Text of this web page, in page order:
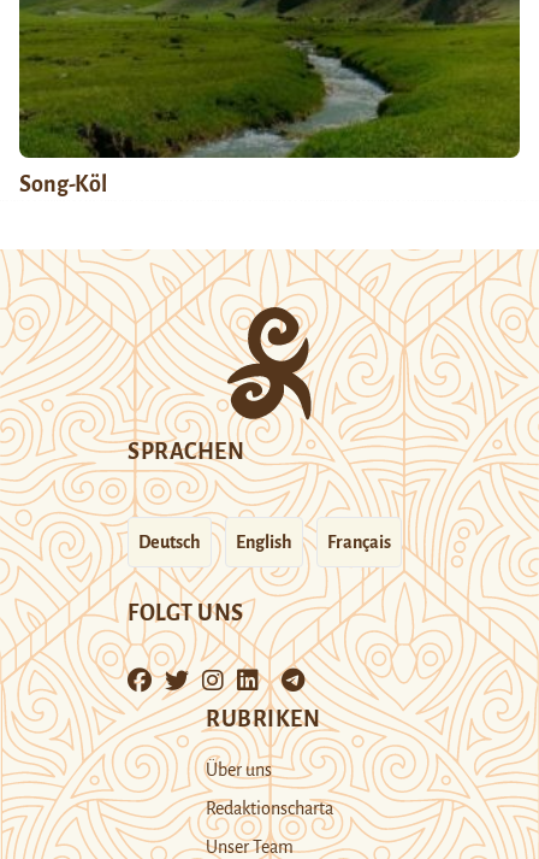
Song-Köl
SPRACHEN
Deutsch English Français
FOLGT UNS
RUBRIKEN
Über uns
Redaktionscharta
Unser Team